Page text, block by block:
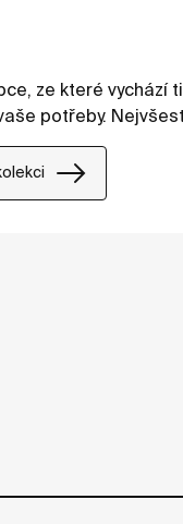
ze které vychází
potřeby.